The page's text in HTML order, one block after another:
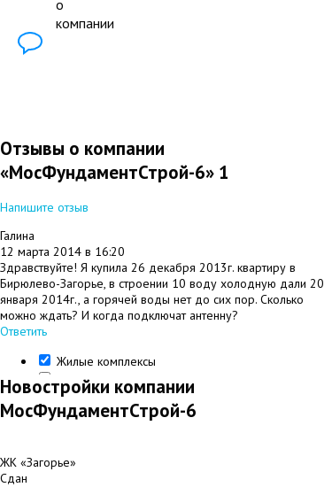
о
компании
Отзывы о компании
«МосФундаментСтрой-6» 1
Напишите отзыв
Галина
12 марта 2014 в 16:20
Здравствуйте! Я купила 26 декабря 2013г. квартиру в
Бирюлево-Загорье, в строении 10 воду холодную дали 20
января 2014г., а горячей воды нет до сих пор. Сколько
можно ждать? И когда подключат антенну?
Ответить
Жилые комплексы
Представительства
Новостройки компании
МосФундаментСтрой-6
ЖК «Загорье»
Сдан